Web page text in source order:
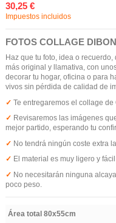
30,25 €
Impuestos incluidos
FOTOS COLLAGE
Haz que tu foto, idea o
más original y llamativa, con
decorar tu hogar, oficina o para
vivos sin pérdida de calidad de
✓ Te entregaremos el collage
✓ Revisaremos las imágenes
mejor partido, esperando tu
✓ No tendrá ningún coste extra
✓ El material es muy ligero y
✓ No necesitarán ninguna
poco peso.
Área total 80x55cm